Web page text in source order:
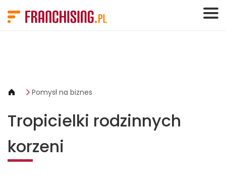
Pomysł na biznes
Tropicielki rodzinnych
korzeni